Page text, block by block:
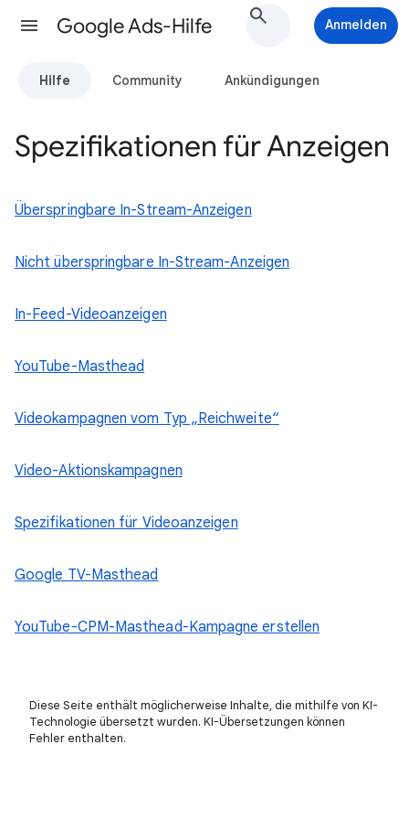
Google Ads-Hilfe Anmelden
Hilfe Community Ankündigungen
Spezifikationen für Anzeigen
Überspringbare In-Stream-Anzeigen
Nicht überspringbare In-Stream-Anzeigen
In-Feed-Videoanzeigen
YouTube-Masthead
Videokampagnen vom Typ „Reichweite“
Video-Aktionskampagnen
Spezifikationen für Videoanzeigen
Google TV-Masthead
YouTube-CPM-Masthead-Kampagne erstellen
Diese Seite enthält möglicherweise Inhalte, die mithilfe von KI-
Technologie übersetzt wurden. KI-Übersetzungen können
Fehler enthalten.